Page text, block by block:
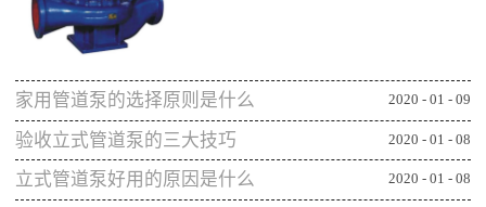
一、可获得较规范的售后专业的管道泵生
产机构或厂家往往能更重视售后服务，毕
竟设备类的产品选择专业机构可相应获得
更全面的售后服务，并能及时为出现问题
的管...
家用管道泵的选择原则是什么 2020 - 01 - 09
验收立式管道泵的三大技巧 2020 - 01 - 08
立式管道泵好用的原因是什么 2020 - 01 - 08